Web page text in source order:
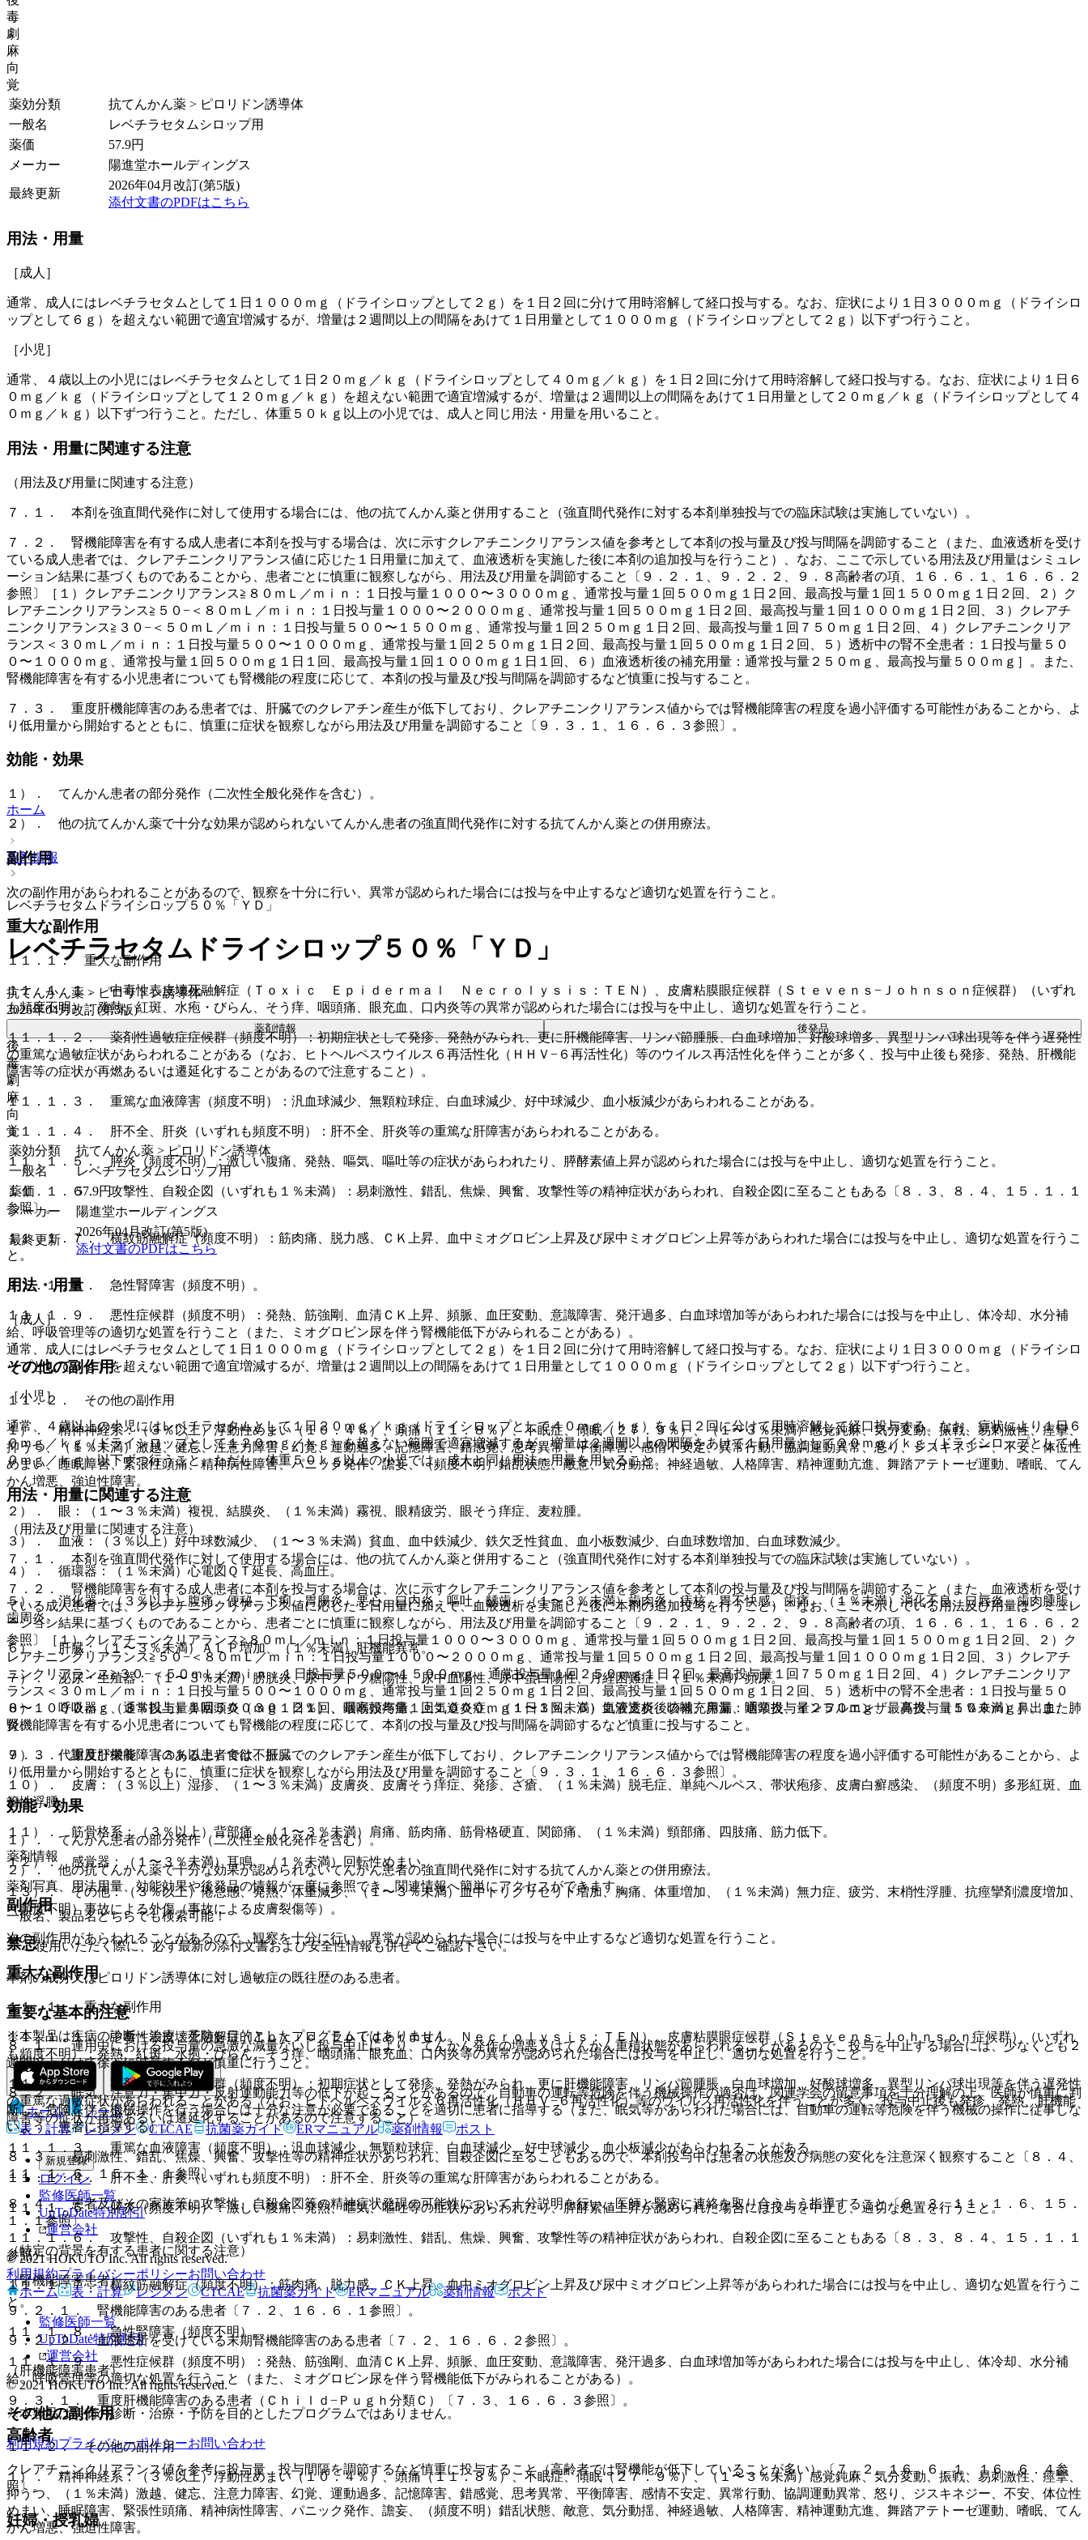
毒
劇
麻
向
覚
薬効分類
抗てんかん薬 > ピロリドン誘導体
一般名
レベチラセタムシロップ用
薬価
57.9円
メーカー
陽進堂ホールディングス
最終更新
2026年04月改訂(第5版)
添付文書のPDFはこちら
用法・用量
［成人］
通常、成人にはレベチラセタムとして１日１０００ｍｇ（ドライシロップとして２ｇ）を１日２回に分けて用時溶解して経口投与する。なお、症状により１日３０００ｍｇ（ドライシロ
ップとして６ｇ）を超えない範囲で適宜増減するが、増量は２週間以上の間隔をあけて１日用量として１０００ｍｇ（ドライシロップとして２ｇ）以下ずつ行うこと。
［小児］
通常、４歳以上の小児にはレベチラセタムとして１日２０ｍｇ／ｋｇ（ドライシロップとして４０ｍｇ／ｋｇ）を１日２回に分けて用時溶解して経口投与する。なお、症状により１日６
０ｍｇ／ｋｇ（ドライシロップとして１２０ｍｇ／ｋｇ）を超えない範囲で適宜増減するが、増量は２週間以上の間隔をあけて１日用量として２０ｍｇ／ｋｇ（ドライシロップとして４
０ｍｇ／ｋｇ）以下ずつ行うこと。ただし、体重５０ｋｇ以上の小児では、成人と同じ用法・用量を用いること。
用法・用量に関連する注意
（用法及び用量に関連する注意）
７．１． 本剤を強直間代発作に対して使用する場合には、他の抗てんかん薬と併用すること（強直間代発作に対する本剤単独投与での臨床試験は実施していない）。
７．２． 腎機能障害を有する成人患者に本剤を投与する場合は、次に示すクレアチニンクリアランス値を参考として本剤の投与量及び投与間隔を調節すること（また、血液透析を受け
ている成人患者では、クレアチニンクリアランス値に応じた１日用量に加えて、血液透析を実施した後に本剤の追加投与を行うこと）、なお、ここで示している用法及び用量はシミュレ
ーション結果に基づくものであることから、患者ごとに慎重に観察しながら、用法及び用量を調節すること〔９．２．１、９．２．２、９．８高齢者の項、１６．６．１、１６．６．２
参照〕［１）クレアチニンクリアランス≧８０ｍＬ／ｍｉｎ：１日投与量１０００〜３０００ｍｇ、通常投与量１回５００ｍｇ１日２回、最高投与量１回１５００ｍｇ１日２回、２）ク
レアチニンクリアランス≧５０−＜８０ｍＬ／ｍｉｎ：１日投与量１０００〜２０００ｍｇ、通常投与量１回５００ｍｇ１日２回、最高投与量１回１０００ｍｇ１日２回、３）クレアチ
ニンクリアランス≧３０−＜５０ｍＬ／ｍｉｎ：１日投与量５００〜１５００ｍｇ、通常投与量１回２５０ｍｇ１日２回、最高投与量１回７５０ｍｇ１日２回、４）クレアチニンクリア
ランス＜３０ｍＬ／ｍｉｎ：１日投与量５００〜１０００ｍｇ、通常投与量１回２５０ｍｇ１日２回、最高投与量１回５００ｍｇ１日２回、５）透析中の腎不全患者：１日投与量５０
０〜１０００ｍｇ、通常投与量１回５００ｍｇ１日１回、最高投与量１回１０００ｍｇ１日１回、６）血液透析後の補充用量：通常投与量２５０ｍｇ、最高投与量５００ｍｇ］。また、
腎機能障害を有する小児患者についても腎機能の程度に応じて、本剤の投与量及び投与間隔を調節するなど慎重に投与すること。
７．３． 重度肝機能障害のある患者では、肝臓でのクレアチン産生が低下しており、クレアチニンクリアランス値からでは腎機能障害の程度を過小評価する可能性があることから、よ
り低用量から開始するとともに、慎重に症状を観察しながら用法及び用量を調節すること〔９．３．１、１６．６．３参照〕。
効能・効果
１）． てんかん患者の部分発作（二次性全般化発作を含む）。
２）． 他の抗てんかん薬で十分な効果が認められないてんかん患者の強直間代発作に対する抗てんかん薬との併用療法。
副作用
次の副作用があらわれることがあるので、観察を十分に行い、異常が認められた場合には投与を中止するなど適切な処置を行うこと。
重大な副作用
１１．１． 重大な副作用
１１．１．１． 中毒性表皮壊死融解症（Ｔｏｘｉｃ Ｅｐｉｄｅｒｍａｌ Ｎｅｃｒｏｌｙｓｉｓ：ＴＥＮ）、皮膚粘膜眼症候群（Ｓｔｅｖｅｎｓ−Ｊｏｈｎｓｏｎ症候群）（いずれ
も頻度不明）：発熱、紅斑、水疱・びらん、そう痒、咽頭痛、眼充血、口内炎等の異常が認められた場合には投与を中止し、適切な処置を行うこと。
１１．１．２． 薬剤性過敏症症候群（頻度不明）：初期症状として発疹、発熱がみられ、更に肝機能障害、リンパ節腫脹、白血球増加、好酸球増多、異型リンパ球出現等を伴う遅発性
の重篤な過敏症状があらわれることがある（なお、ヒトヘルペスウイルス６再活性化（ＨＨＶ−６再活性化）等のウイルス再活性化を伴うことが多く、投与中止後も発疹、発熱、肝機能
障害等の症状が再燃あるいは遷延化することがあるので注意すること）。
１１．１．３． 重篤な血液障害（頻度不明）：汎血球減少、無顆粒球症、白血球減少、好中球減少、血小板減少があらわれることがある。
１１．１．４． 肝不全、肝炎（いずれも頻度不明）：肝不全、肝炎等の重篤な肝障害があらわれることがある。
１１．１．５． 膵炎（頻度不明）：激しい腹痛、発熱、嘔気、嘔吐等の症状があらわれたり、膵酵素値上昇が認められた場合には投与を中止し、適切な処置を行うこと。
１１．１．６． 攻撃性、自殺企図（いずれも１％未満）：易刺激性、錯乱、焦燥、興奮、攻撃性等の精神症状があらわれ、自殺企図に至ることもある〔８．３、８．４、１５．１．１
参照〕。
１１．１．７． 横紋筋融解症（頻度不明）：筋肉痛、脱力感、ＣＫ上昇、血中ミオグロビン上昇及び尿中ミオグロビン上昇等があらわれた場合には投与を中止し、適切な処置を行うこ
と。
１１．１．８． 急性腎障害（頻度不明）。
１１．１．９． 悪性症候群（頻度不明）：発熱、筋強剛、血清ＣＫ上昇、頻脈、血圧変動、意識障害、発汗過多、白血球増加等があらわれた場合には投与を中止し、体冷却、水分補
給、呼吸管理等の適切な処置を行うこと（また、ミオグロビン尿を伴う腎機能低下がみられることがある）。
その他の副作用
１１．２． その他の副作用
１）． 精神神経系：（３％以上）浮動性めまい（１０．４％）、頭痛（１１．８％）、不眠症、傾眠（２７．９％）、（１〜３％未満）感覚鈍麻、気分変動、振戦、易刺激性、痙攣、
抑うつ、（１％未満）激越、健忘、注意力障害、幻覚、運動過多、記憶障害、錯感覚、思考異常、平衡障害、感情不安定、異常行動、協調運動異常、怒り、ジスキネジー、不安、体位性
めまい、睡眠障害、緊張性頭痛、精神病性障害、パニック発作、譫妄、（頻度不明）錯乱状態、敵意、気分動揺、神経過敏、人格障害、精神運動亢進、舞踏アテトーゼ運動、嗜眠、てん
かん増悪、強迫性障害。
２）． 眼：（１〜３％未満）複視、結膜炎、（１％未満）霧視、眼精疲労、眼そう痒症、麦粒腫。
３）． 血液：（３％以上）好中球数減少、（１〜３％未満）貧血、血中鉄減少、鉄欠乏性貧血、血小板数減少、白血球数増加、白血球数減少。
４）． 循環器：（１％未満）心電図ＱＴ延長、高血圧。
５）． 消化器：（３％以上）腹痛、便秘、下痢、胃腸炎、悪心、口内炎、嘔吐、齲歯、（１〜３％未満）歯肉炎、痔核、胃不快感、歯痛、（１％未満）消化不良、口唇炎、歯肉腫脹、
歯周炎。
６）． 肝臓：（１〜３％未満）ＡＬＰ増加、（１％未満）肝機能異常。
７）． 泌尿・生殖器：（１〜３％未満）膀胱炎、尿中ブドウ糖陽性、尿中血陽性、尿中蛋白陽性、月経困難症、（１％未満）頻尿。
８）． 呼吸器：（３％以上）鼻咽頭炎（３０．２％）、咽喉頭疼痛、上気道炎症、（１〜３％未満）気管支炎、咳嗽、鼻漏、咽頭炎、インフルエンザ、鼻炎、（１％未満）鼻出血、肺
炎。
９）． 代謝及び栄養：（３％以上）食欲不振。
１０）． 皮膚：（３％以上）湿疹、（１〜３％未満）皮膚炎、皮膚そう痒症、発疹、ざ瘡、（１％未満）脱毛症、単純ヘルペス、帯状疱疹、皮膚白癬感染、（頻度不明）多形紅斑、血
管性浮腫。
１１）． 筋骨格系：（３％以上）背部痛、（１〜３％未満）肩痛、筋肉痛、筋骨格硬直、関節痛、（１％未満）頸部痛、四肢痛、筋力低下。
１２）． 感覚器：（１〜３％未満）耳鳴、（１％未満）回転性めまい。
１３）． その他：（３％以上）倦怠感、発熱、体重減少、（１〜３％未満）血中トリグリセリド増加、胸痛、体重増加、（１％未満）無力症、疲労、末梢性浮腫、抗痙攣剤濃度増加、
（頻度不明）事故による外傷（事故による皮膚裂傷等）。
禁忌
本剤の成分又はピロリドン誘導体に対し過敏症の既往歴のある患者。
重要な基本的注意
８．１． 連用中における投与量の急激な減量ないし投与中止により、てんかん発作の増悪又はてんかん重積状態があらわれることがあるので、投与を中止する場合には、少なくとも２
週間以上かけて徐々に減量するなど慎重に行うこと。
８．２． 眠気、注意力・集中力・反射運動能力等の低下が起こることがあるので、自動車の運転等危険を伴う機械操作の適否は、関連学会の留意事項を十分理解の上、医師が慎重に判
断し、危険を伴う機械操作を行う場合には十分な注意が必要であることを適切に患者に指導する（また、眠気等があらわれた場合には、自動車の運転等危険を伴う機械の操作に従事しな
いよう、患者に指導する）。
８．３． 易刺激性、錯乱、焦燥、興奮、攻撃性等の精神症状があらわれ、自殺企図に至ることもあるので、本剤投与中は患者の状態及び病態の変化を注意深く観察すること〔８．４、
１１．１．６、１５．１．１参照〕。
８．４． 患者及びその家族等に攻撃性、自殺企図等の精神症状発現の可能性について十分説明を行い、医師と緊密に連絡を取り合うよう指導すること〔８．３、１１．１．６、１５．
１．１参照〕。
（特定の背景を有する患者に関する注意）
（腎機能障害患者）
９．２．１． 腎機能障害のある患者〔７．２、１６．６．１参照〕。
９．２．２． 血液透析を受けている末期腎機能障害のある患者〔７．２、１６．６．２参照〕。
（肝機能障害患者）
９．３．１． 重度肝機能障害のある患者（Ｃｈｉｌｄ−Ｐｕｇｈ分類Ｃ）〔７．３、１６．６．３参照〕。
高齢者
クレアチニンクリアランス値を参考に投与量、投与間隔を調節するなど慎重に投与すること（高齢者では腎機能が低下していることが多い）〔７．２、１６．６．１、１６．６．４参
照〕。
妊婦・授乳婦
ホーム
薬剤情報
レベチラセタムドライシロップ５０％「ＹＤ」
レベチラセタムドライシロップ５０％「ＹＤ」
抗てんかん薬 > ピロリドン誘導体
2026年04月改訂(第5版)
薬剤情報 後発品
後
毒
劇
麻
向
覚
薬効分類
抗てんかん薬 > ピロリドン誘導体
一般名
レベチラセタムシロップ用
薬価
57.9円
メーカー
陽進堂ホールディングス
最終更新
2026年04月改訂(第5版)
添付文書のPDFはこちら
用法・用量
［成人］
通常、成人にはレベチラセタムとして１日１０００ｍｇ（ドライシロップとして２ｇ）を１日２回に分けて用時溶解して経口投与する。なお、症状により１日３０００ｍｇ（ドライシロ
ップとして６ｇ）を超えない範囲で適宜増減するが、増量は２週間以上の間隔をあけて１日用量として１０００ｍｇ（ドライシロップとして２ｇ）以下ずつ行うこと。
［小児］
通常、４歳以上の小児にはレベチラセタムとして１日２０ｍｇ／ｋｇ（ドライシロップとして４０ｍｇ／ｋｇ）を１日２回に分けて用時溶解して経口投与する。なお、症状により１日６
０ｍｇ／ｋｇ（ドライシロップとして１２０ｍｇ／ｋｇ）を超えない範囲で適宜増減するが、増量は２週間以上の間隔をあけて１日用量として２０ｍｇ／ｋｇ（ドライシロップとして４
０ｍｇ／ｋｇ）以下ずつ行うこと。ただし、体重５０ｋｇ以上の小児では、成人と同じ用法・用量を用いること。
用法・用量に関連する注意
（用法及び用量に関連する注意）
７．１． 本剤を強直間代発作に対して使用する場合には、他の抗てんかん薬と併用すること（強直間代発作に対する本剤単独投与での臨床試験は実施していない）。
７．２． 腎機能障害を有する成人患者に本剤を投与する場合は、次に示すクレアチニンクリアランス値を参考として本剤の投与量及び投与間隔を調節すること（また、血液透析を受け
ている成人患者では、クレアチニンクリアランス値に応じた１日用量に加えて、血液透析を実施した後に本剤の追加投与を行うこと）、なお、ここで示している用法及び用量はシミュレ
ーション結果に基づくものであることから、患者ごとに慎重に観察しながら、用法及び用量を調節すること〔９．２．１、９．２．２、９．８高齢者の項、１６．６．１、１６．６．２
参照〕［１）クレアチニンクリアランス≧８０ｍＬ／ｍｉｎ：１日投与量１０００〜３０００ｍｇ、通常投与量１回５００ｍｇ１日２回、最高投与量１回１５００ｍｇ１日２回、２）ク
レアチニンクリアランス≧５０−＜８０ｍＬ／ｍｉｎ：１日投与量１０００〜２０００ｍｇ、通常投与量１回５００ｍｇ１日２回、最高投与量１回１０００ｍｇ１日２回、３）クレアチ
ニンクリアランス≧３０−＜５０ｍＬ／ｍｉｎ：１日投与量５００〜１５００ｍｇ、通常投与量１回２５０ｍｇ１日２回、最高投与量１回７５０ｍｇ１日２回、４）クレアチニンクリア
ランス＜３０ｍＬ／ｍｉｎ：１日投与量５００〜１０００ｍｇ、通常投与量１回２５０ｍｇ１日２回、最高投与量１回５００ｍｇ１日２回、５）透析中の腎不全患者：１日投与量５０
０〜１０００ｍｇ、通常投与量１回５００ｍｇ１日１回、最高投与量１回１０００ｍｇ１日１回、６）血液透析後の補充用量：通常投与量２５０ｍｇ、最高投与量５００ｍｇ］。また、
腎機能障害を有する小児患者についても腎機能の程度に応じて、本剤の投与量及び投与間隔を調節するなど慎重に投与すること。
７．３． 重度肝機能障害のある患者では、肝臓でのクレアチン産生が低下しており、クレアチニンクリアランス値からでは腎機能障害の程度を過小評価する可能性があることから、よ
り低用量から開始するとともに、慎重に症状を観察しながら用法及び用量を調節すること〔９．３．１、１６．６．３参照〕。
効能・効果
１）． てんかん患者の部分発作（二次性全般化発作を含む）。
２）． 他の抗てんかん薬で十分な効果が認められないてんかん患者の強直間代発作に対する抗てんかん薬との併用療法。
副作用
次の副作用があらわれることがあるので、観察を十分に行い、異常が認められた場合には投与を中止するなど適切な処置を行うこと。
重大な副作用
１１．１． 重大な副作用
１１．１．１． 中毒性表皮壊死融解症（Ｔｏｘｉｃ Ｅｐｉｄｅｒｍａｌ Ｎｅｃｒｏｌｙｓｉｓ：ＴＥＮ）、皮膚粘膜眼症候群（Ｓｔｅｖｅｎｓ−Ｊｏｈｎｓｏｎ症候群）（いずれ
も頻度不明）：発熱、紅斑、水疱・びらん、そう痒、咽頭痛、眼充血、口内炎等の異常が認められた場合には投与を中止し、適切な処置を行うこと。
１１．１．２． 薬剤性過敏症症候群（頻度不明）：初期症状として発疹、発熱がみられ、更に肝機能障害、リンパ節腫脹、白血球増加、好酸球増多、異型リンパ球出現等を伴う遅発性
の重篤な過敏症状があらわれることがある（なお、ヒトヘルペスウイルス６再活性化（ＨＨＶ−６再活性化）等のウイルス再活性化を伴うことが多く、投与中止後も発疹、発熱、肝機能
障害等の症状が再燃あるいは遷延化することがあるので注意すること）。
１１．１．３． 重篤な血液障害（頻度不明）：汎血球減少、無顆粒球症、白血球減少、好中球減少、血小板減少があらわれることがある。
１１．１．４． 肝不全、肝炎（いずれも頻度不明）：肝不全、肝炎等の重篤な肝障害があらわれることがある。
１１．１．５． 膵炎（頻度不明）：激しい腹痛、発熱、嘔気、嘔吐等の症状があらわれたり、膵酵素値上昇が認められた場合には投与を中止し、適切な処置を行うこと。
１１．１．６． 攻撃性、自殺企図（いずれも１％未満）：易刺激性、錯乱、焦燥、興奮、攻撃性等の精神症状があらわれ、自殺企図に至ることもある〔８．３、８．４、１５．１．１
参照〕。
１１．１．７． 横紋筋融解症（頻度不明）：筋肉痛、脱力感、ＣＫ上昇、血中ミオグロビン上昇及び尿中ミオグロビン上昇等があらわれた場合には投与を中止し、適切な処置を行うこ
と。
１１．１．８． 急性腎障害（頻度不明）。
１１．１．９． 悪性症候群（頻度不明）：発熱、筋強剛、血清ＣＫ上昇、頻脈、血圧変動、意識障害、発汗過多、白血球増加等があらわれた場合には投与を中止し、体冷却、水分補
給、呼吸管理等の適切な処置を行うこと（また、ミオグロビン尿を伴う腎機能低下がみられることがある）。
その他の副作用
１１．２． その他の副作用
１）． 精神神経系：（３％以上）浮動性めまい（１０．４％）、頭痛（１１．８％）、不眠症、傾眠（２７．９％）、（１〜３％未満）感覚鈍麻、気分変動、振戦、易刺激性、痙攣、
抑うつ、（１％未満）激越、健忘、注意力障害、幻覚、運動過多、記憶障害、錯感覚、思考異常、平衡障害、感情不安定、異常行動、協調運動異常、怒り、ジスキネジー、不安、体位性
めまい、睡眠障害、緊張性頭痛、精神病性障害、パニック発作、譫妄、（頻度不明）錯乱状態、敵意、気分動揺、神経過敏、人格障害、精神運動亢進、舞踏アテトーゼ運動、嗜眠、てん
かん増悪、強迫性障害。
薬剤情報
薬剤写真、用法用量、効能効果や後発品の情報が一度に参照でき、関連情報へ簡単にアクセスができます。
一般名、製品名どちらでも検索可能！
※ ご使用いただく際に、必ず最新の添付文書および安全性情報も併せてご確認下さい。
※本製品は疾病の診断・治療・予防を目的としたプログラムではありません。
ホーム
ノート
表・計算
レジメン CTCAE 抗菌薬ガイド ERマニュアル 薬剤情報 ポスト
新規登録
ログイン
監修医師一覧
UpToDate特別割引
運営会社
© 2021 HOKUTO Inc. All rights reserved.
利用規約プライバシーポリシーお問い合わせ
ホーム
表・計算 レジメン CTCAE 抗菌薬ガイド ERマニュアル 薬剤情報 ポスト
監修医師一覧
UpToDate特別割引
運営会社
© 2021 HOKUTO Inc. All rights reserved.
※本製品は疾病の診断・治療・予防を目的としたプログラムではありません。
利用規約プライバシーポリシーお問い合わせ